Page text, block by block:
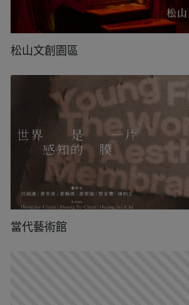
松山文創園區
當代藝術館